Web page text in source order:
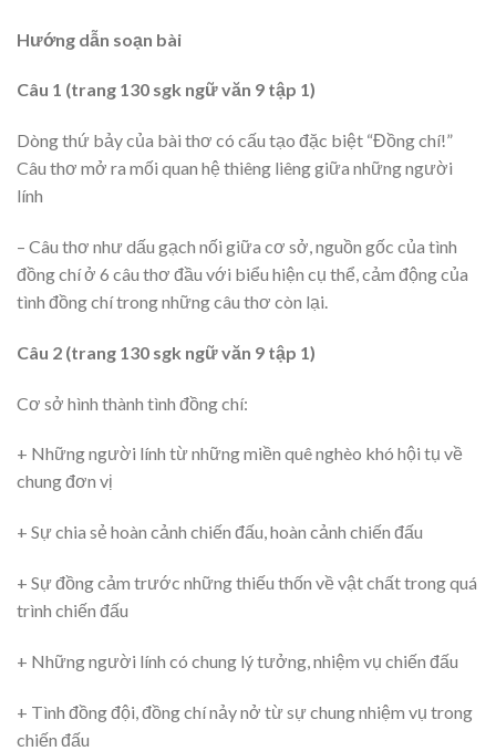
Hướng dẫn soạn bài
Câu 1 (trang 130 sgk ngữ văn 9 tập 1)
Dòng thứ bảy của bài thơ có cấu tạo đặc biệt “Đồng chí!”
Câu thơ mở ra mối quan hệ thiêng liêng giữa những người
lính
– Câu thơ như dấu gạch nối giữa cơ sở, nguồn gốc của tình
đồng chí ở 6 câu thơ đầu với biểu hiện cụ thể, cảm động của
tình đồng chí trong những câu thơ còn lại.
Câu 2 (trang 130 sgk ngữ văn 9 tập 1)
Cơ sở hình thành tình đồng chí:
+ Những người lính từ những miền quê nghèo khó hội tụ về
chung đơn vị
+ Sự chia sẻ hoàn cảnh chiến đấu, hoàn cảnh chiến đấu
+ Sự đồng cảm trước những thiếu thốn về vật chất trong quá
trình chiến đấu
+ Những người lính có chung lý tưởng, nhiệm vụ chiến đấu
+ Tình đồng đội, đồng chí nảy nở từ sự chung nhiệm vụ trong
chiến đấu